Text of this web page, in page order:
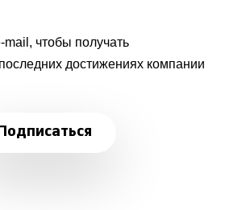
mail, чтобы получать
достижениях компании
Подписаться